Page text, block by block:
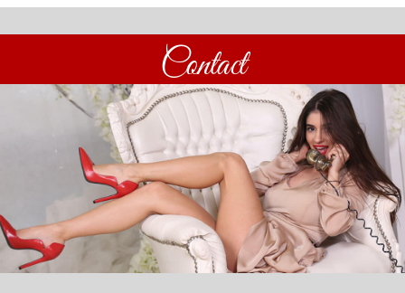
Contact